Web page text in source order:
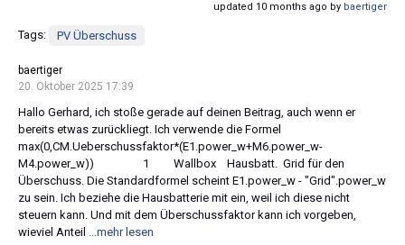
updated 10 months ago by baertiger
Tags: PV Überschuss
baertiger
20. Oktober 2025 17:39
Hallo Gerhard, ich stoße gerade auf deinen Beitrag, auch wenn er
bereits etwas zurückliegt. Ich verwende die Formel
max(0,CM.Ueberschussfaktor*(E1.power_w+M6.power_w-
M4.power_w)) 1 Wallbox Hausbatt. Grid für den
Überschuss. Die Standardformel scheint E1.power_w - "Grid".power_w
zu sein. Ich beziehe die Hausbatterie mit ein, weil ich diese nicht
steuern kann. Und mit dem Überschussfaktor kann ich vorgeben,
wieviel Anteil
...mehr lesen